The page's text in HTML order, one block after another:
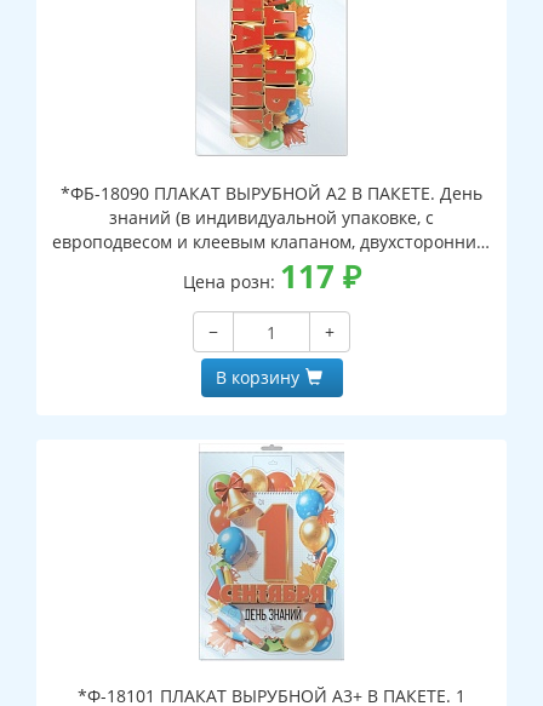
*ФБ-18090 ПЛАКАТ ВЫРУБНОЙ А2 В ПАКЕТЕ. День
знаний (в индивидуальной упаковке, с
европодвесом и клеевым клапаном, двухсторонний,
ВД-лак)
Цена розн: 117 ₽
−
+
В корзину
*Ф-18101 ПЛАКАТ ВЫРУБНОЙ А3+ В ПАКЕТЕ. 1